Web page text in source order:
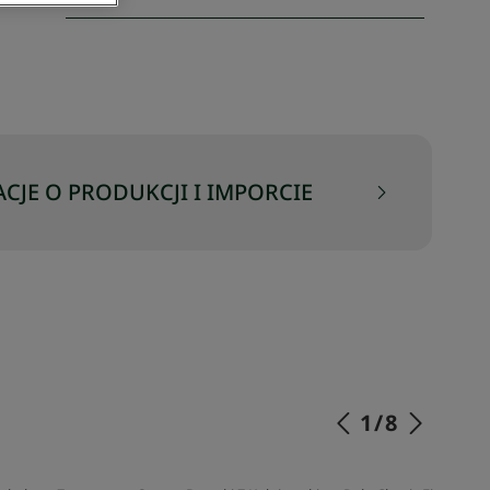
O PRODUKCJI I IMPORCIE
1/8